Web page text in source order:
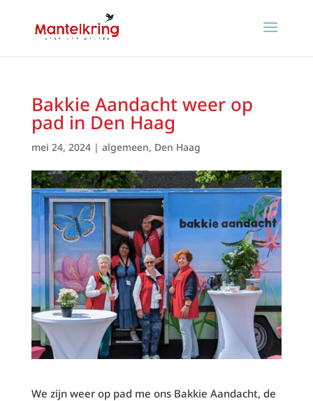
Bakkie Aandacht weer op
pad in Den Haag
mei 24, 2024| algemeen, Den Haag
We zijn weer op pad me ons Bakkie Aandacht, de